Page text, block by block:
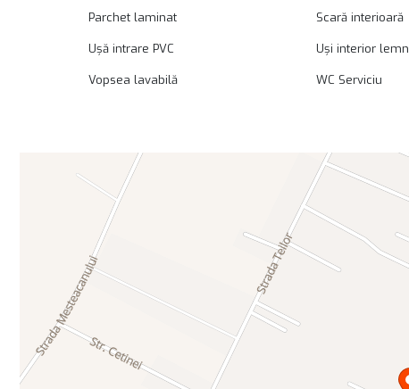
Parchet laminat Scară interioară
Ușă intrare PVC Uși interior lemn
Vopsea lavabilă WC Serviciu